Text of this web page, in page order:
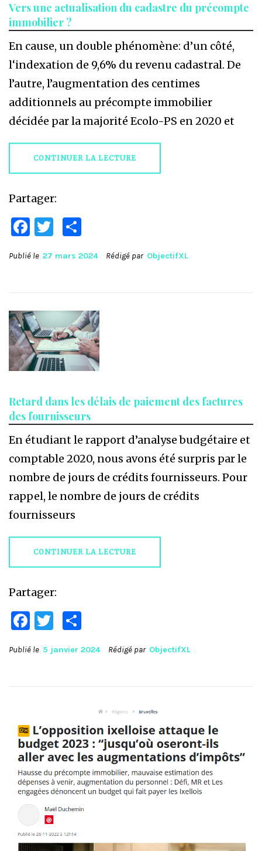
Vers une actualisation du cadastre du précompte
immobilier ?
En cause, un double phénomène: d’un côté,
l‘indexation de 9,6% du revenu cadastral. De
l’autre, l’augmentation des centimes
additionnels au précompte immobilier
décidée par la majorité Ecolo-PS en 2020 et
CONTINUER LA LECTURE
Partager:
Facebook
Twitter
Publié le 27 mars 2024 Rédigé par ObjectifXL
Retard dans les délais de paiement des factures
des fournisseurs
En étudiant le rapport d’analyse budgétaire et
comptable 2020, nous avons été surpris par le
nombre de jours de crédits fournisseurs. Pour
rappel, le nombre de jours de crédits
fournisseurs
CONTINUER LA LECTURE
Partager:
Facebook
Twitter
Publié le 5 janvier 2024 Rédigé par ObjectifXL